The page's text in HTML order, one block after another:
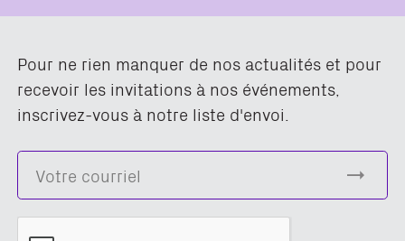
Pour ne rien manquer de nos actualités et pour
recevoir les invitations à nos événements,
inscrivez-vous à notre liste d'envoi.